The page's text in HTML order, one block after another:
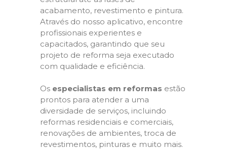
acabamento, revestimento e pintura.
Através do nosso aplicativo, encontre
profissionais experientes e
capacitados, garantindo que seu
projeto de reforma seja executado
com qualidade e eficiência.
Os especialistas em reformas estão
prontos para atender a uma
diversidade de serviços, incluindo
reformas residenciais e comerciais,
renovações de ambientes, troca de
revestimentos, pinturas e muito mais.